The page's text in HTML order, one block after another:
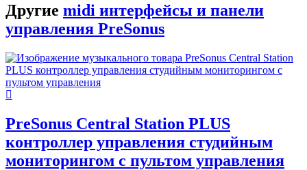
Другие midi интерфейсы и панели
управления PreSonus
PreSonus Central Station PLUS
контроллер управления студийным
мониторингом с пультом управления